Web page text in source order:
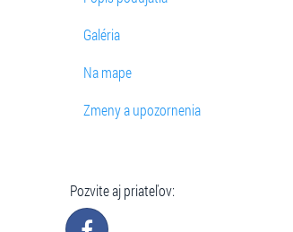
Galéria
Na mape
Zmeny a upozornenia
Pozvite aj priateľov: